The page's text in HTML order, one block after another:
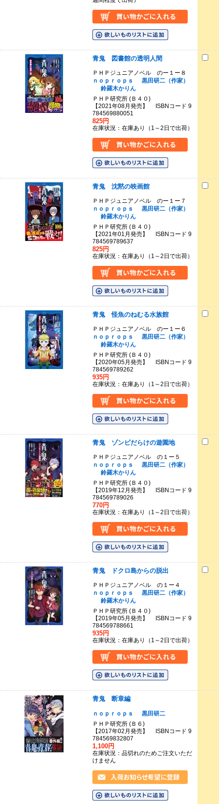
青鬼 図書館の透明人間
ＰＨＰジュニアノベル のー１ー８
ｎｏｐｒｏｐｓ
黒田研二（作家）
鈴羅木かりん
ＰＨＰ研究所 (Ｂ４０)
【2021年08月発売】 ISBNコード 9
784569880051
825円
在庫状況：在庫あり（1～2日で出荷）
青鬼 沈黙の映画館
ＰＨＰジュニアノベル のー１ー７
ｎｏｐｒｏｐｓ
黒田研二（作家）
鈴羅木かりん
ＰＨＰ研究所 (Ｂ４０)
【2021年01月発売】 ISBNコード 9
784569789637
825円
在庫状況：在庫あり（1～2日で出荷）
青鬼 怪魚のねむる水族館
ＰＨＰジュニアノベル のー１ー６
ｎｏｐｒｏｐｓ
黒田研二（作家）
鈴羅木かりん
ＰＨＰ研究所 (Ｂ４０)
【2020年05月発売】 ISBNコード 9
784569789262
935円
在庫状況：在庫あり（1～2日で出荷）
青鬼 ゾンビだらけの遊園地
ＰＨＰジュニアノベル の１ー５
ｎｏｐｒｏｐｓ
黒田研二（作家）
鈴羅木かりん
ＰＨＰ研究所 (Ｂ４０)
【2019年12月発売】 ISBNコード 9
784569789026
770円
在庫状況：在庫あり（1～2日で出荷）
青鬼 ドクロ島からの脱出
ＰＨＰジュニアノベル の１ー４
ｎｏｐｒｏｐｓ
黒田研二（作家）
鈴羅木かりん
ＰＨＰ研究所 (Ｂ４０)
【2019年05月発売】 ISBNコード 9
784569788661
935円
在庫状況：在庫あり（1～2日で出荷）
青鬼 断章編
ｎｏｐｒｏｐｓ
黒田研二
ＰＨＰ研究所 (Ｂ６)
【2017年02月発売】 ISBNコード 9
784569832807
1,100円
在庫状況：品切れのためご注文いただ
けません